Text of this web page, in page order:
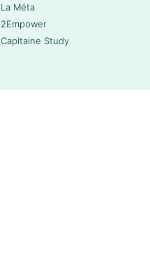
La Méta
2Empower
Capitaine Study